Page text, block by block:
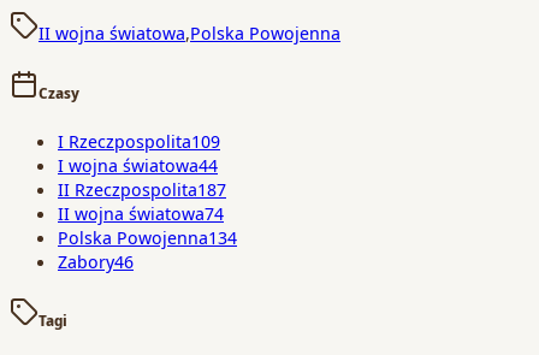
II wojna światowa,Polska Powojenna
Czasy
I Rzeczpospolita109
I wojna światowa44
II Rzeczpospolita187
II wojna światowa74
Polska Powojenna134
Zabory46
Tagi